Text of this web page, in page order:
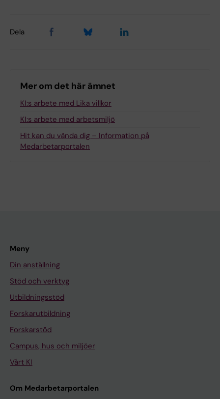
Dela
Mer om det här ämnet
KI:s arbete med Lika villkor
KI:s arbete med arbetsmiljö
Hit kan du vända dig – Information på
Medarbetarportalen
Meny
Din anställning
Stöd och verktyg
Utbildningsstöd
Forskarutbildning
Forskarstöd
Campus, hus och miljöer
Vårt KI
Om Medarbetarportalen